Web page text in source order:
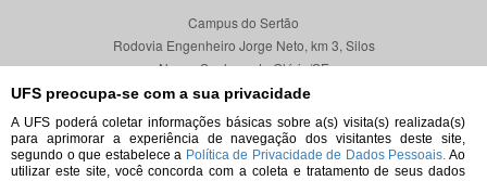
UFS preocupa-se com a sua privacidade
A UFS poderá coletar informações básicas sobre a(s) visita(s) realizada(s)
para aprimorar a experiência de navegação dos visitantes deste site,
segundo o que estabelece a Política de Privacidade de Dados Pessoais. Ao
utilizar este site, você concorda com a coleta e tratamento de seus dados
Campus do Sertão
Rodovia Engenheiro Jorge Neto, km 3, Silos
Nossa Senhora da Glória/SE
CEP 49680-000
Localização